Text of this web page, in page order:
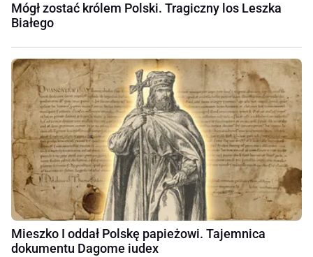
Mógł zostać królem Polski. Tragiczny los Leszka
Białego
Mieszko I oddał Polskę papieżowi. Tajemnica
dokumentu Dagome iudex